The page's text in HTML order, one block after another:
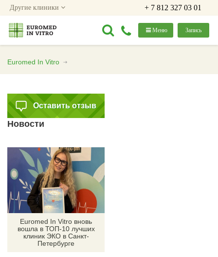
+ 7 812 327 03 01
Другие клиники
Запись
Меню
Euromed In Vitro
Оставить отзыв
Новости
Euromed In Vitro вновь
вошла в ТОП-10 лучших
клиник ЭКО в Санкт-
Петербурге